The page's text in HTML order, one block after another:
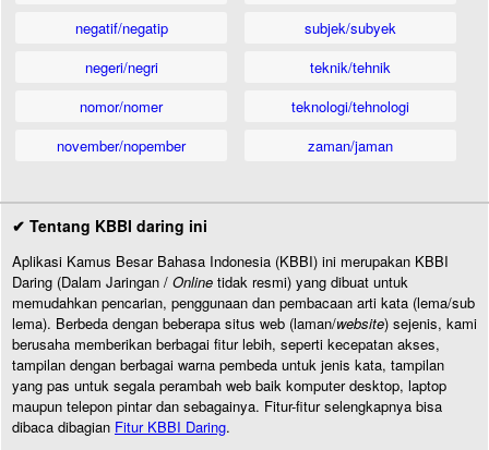
negatif/negatip
negeri/negri
nomor/nomer
november/nopember
subjek/subyek
teknik/tehnik
teknologi/tehnologi
zaman/jaman
✔ Tentang KBBI daring ini
Aplikasi Kamus Besar Bahasa Indonesia (KBBI) ini merupakan KBBI
Daring (Dalam Jaringan / Online tidak resmi) yang dibuat untuk
memudahkan pencarian, penggunaan dan pembacaan arti kata (lema/sub
lema). Berbeda dengan beberapa situs web (laman/website) sejenis, kami
berusaha memberikan berbagai fitur lebih, seperti kecepatan akses,
tampilan dengan berbagai warna pembeda untuk jenis kata, tampilan
yang pas untuk segala perambah web baik komputer desktop, laptop
maupun telepon pintar dan sebagainya. Fitur-fitur selengkapnya bisa
dibaca dibagian Fitur KBBI Daring.